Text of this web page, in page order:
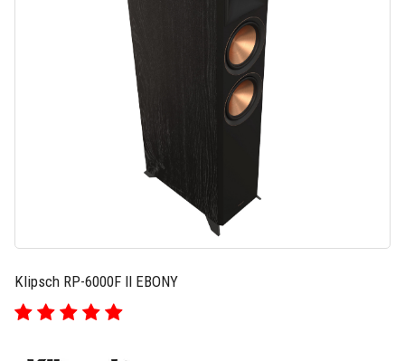
Klipsch RP-6000F II EBONY